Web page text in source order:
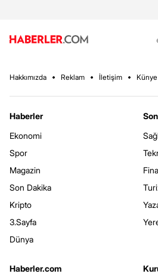
Hakkımızda Reklam İletişim Künye
Haberler
Ekonomi
Spor
Magazin
Son Dakika
Kripto
3.Sayfa
Dünya
Haberler.com